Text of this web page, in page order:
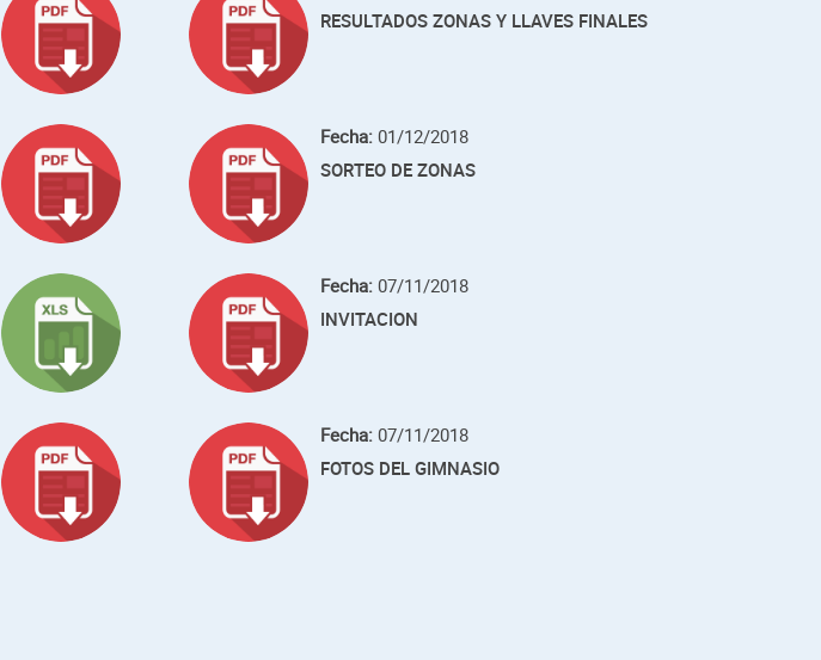
RESULTADOS ZONAS Y LLAVES FINALES
Fecha:01/12/2018
SORTEO DE ZONAS
Fecha:07/11/2018
INVITACION
Fecha:07/11/2018
FOTOS DEL GIMNASIO